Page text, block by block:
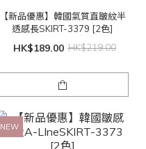
【新品優惠】韓國氣質直皺紋半
透感長SKIRT-3379 [2色]
HK$189.00 HK$219.00
NEW